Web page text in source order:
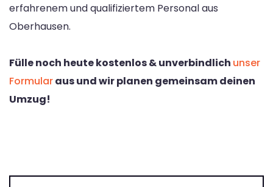
erfahrenem und qualifiziertem Personal aus
Oberhausen.
Fülle noch heute kostenlos & unverbindlich unser
Formularaus und wir planen gemeinsam deinen
Umzug!